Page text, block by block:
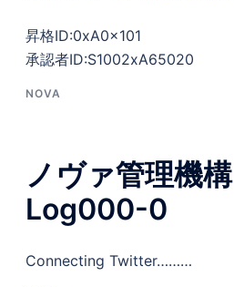
昇格ID:0xA0x101
承認者ID:S1002xA65020
NOVA
ノヴァ管理機構
Log000-0
Connecting Twitter………